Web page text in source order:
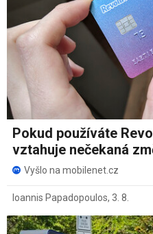
Pokud používáte
vztahuje nečekaná
Vyšlo na mobilenet.cz
Ioannis Papadopoulos, 3. 8.